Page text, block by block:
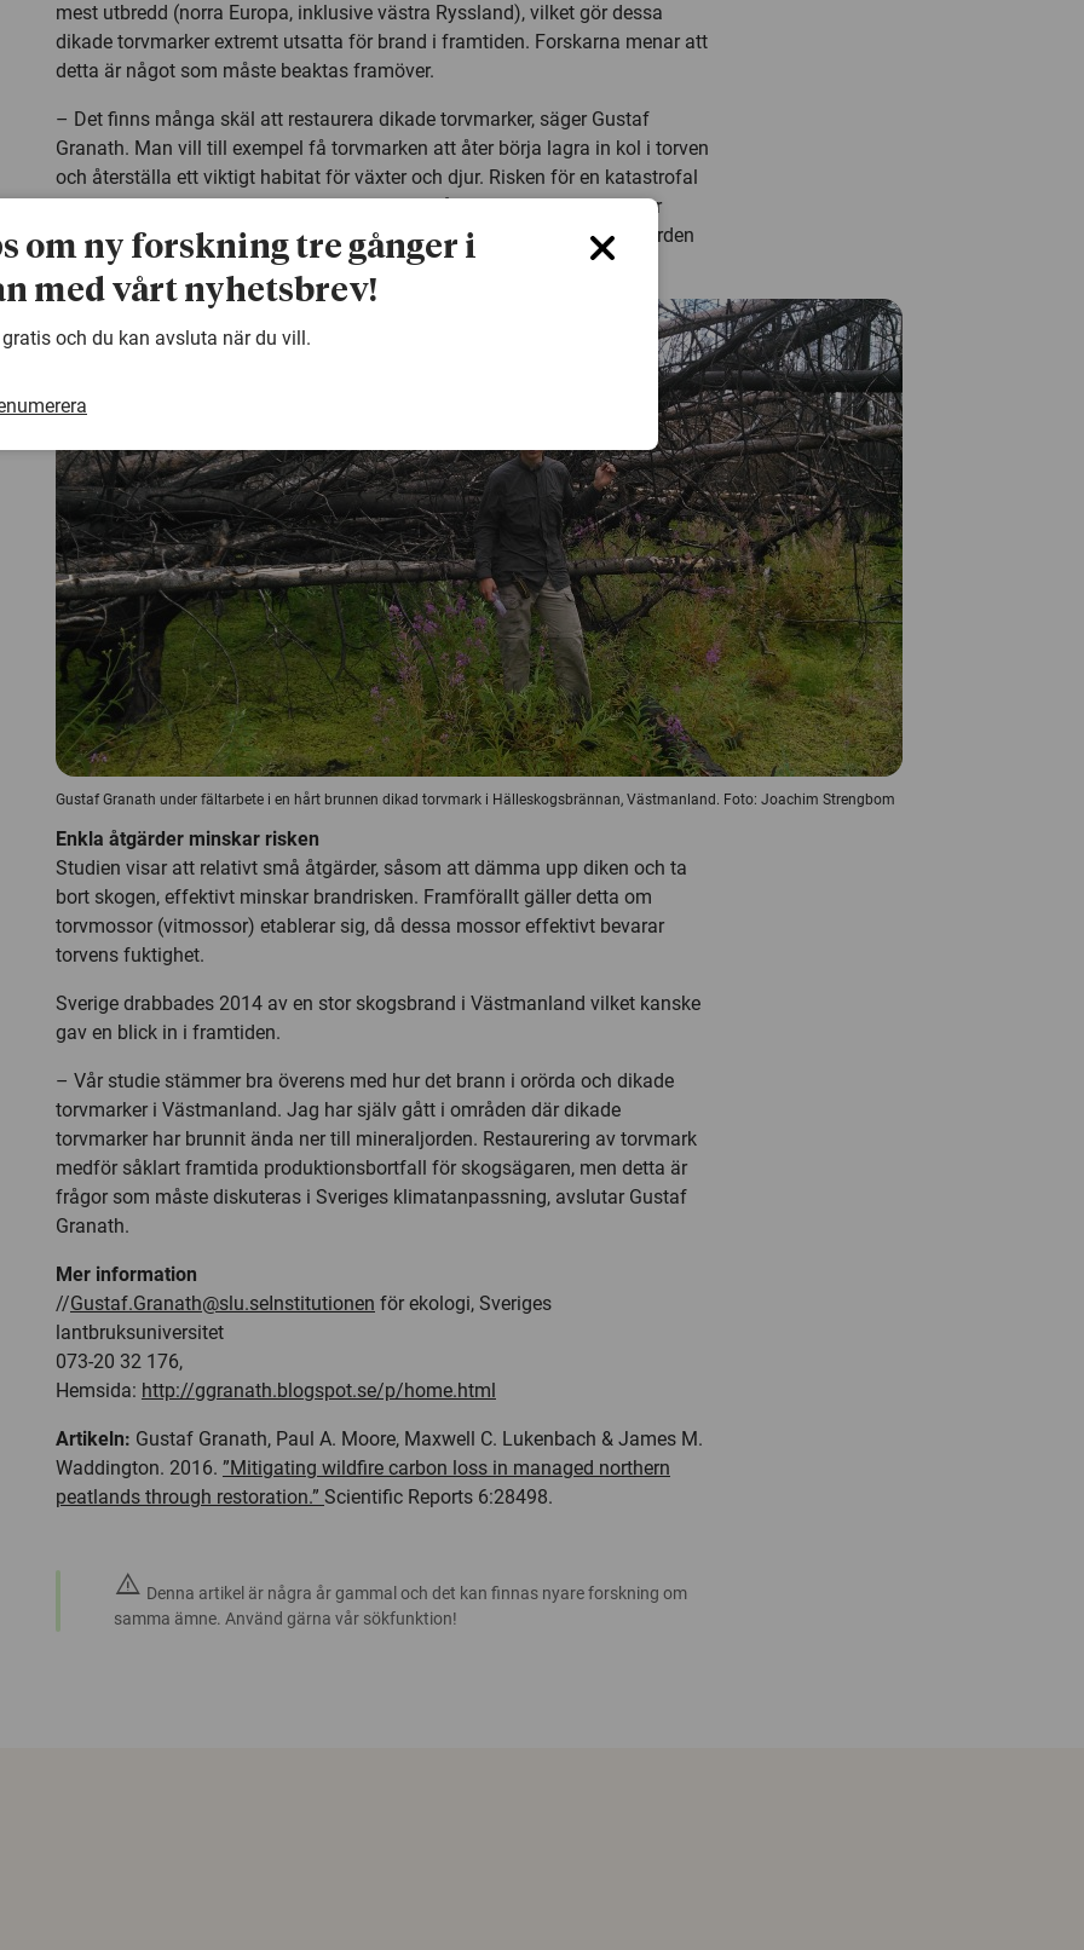
mest utbredd (norra Europa, inklusive västra Ryssland), vilket gör dessa
dikade torvmarker extremt utsatta för brand i framtiden. Forskarna menar att
detta är något som måste beaktas framöver.
– Det finns många skäl att restaurera dikade torvmarker, säger Gustaf
Granath. Man vill till exempel få torvmarken att åter börja lagra in kol i torven
och återställa ett viktigt habitat för växter och djur. Risken för en katastrofal
brand kan dock vara ett ännu viktigare skäl, då en brand medför en stor
omedelbar kolavgång och dessutom kan förstöra torvmarkens naturvärden
under lång tid.
Gustaf Granath under fältarbete i en hårt brunnen dikad torvmark i Hälleskogsbrännan, Västmanland. Foto: Joachim Strengbom
Enkla åtgärder minskar risken
Studien visar att relativt små åtgärder, såsom att dämma upp diken och ta
bort skogen, effektivt minskar brandrisken. Framförallt gäller detta om
torvmossor (vitmossor) etablerar sig, då dessa mossor effektivt bevarar
torvens fuktighet.
Sverige drabbades 2014 av en stor skogsbrand i Västmanland vilket kanske
gav en blick in i framtiden.
– Vår studie stämmer bra överens med hur det brann i orörda och dikade
torvmarker i Västmanland. Jag har själv gått i områden där dikade
torvmarker har brunnit ända ner till mineraljorden. Restaurering av torvmark
medför såklart framtida produktionsbortfall för skogsägaren, men detta är
frågor som måste diskuteras i Sveriges klimatanpassning, avslutar Gustaf
Granath.
Mer information
//Gustaf.Granath@slu.seInstitutionen för ekologi, Sveriges
lantbruksuniversitet
073-20 32 176,
Hemsida: http://ggranath.blogspot.se/p/home.html
Artikeln: Gustaf Granath, Paul A. Moore, Maxwell C. Lukenbach & James M.
Waddington. 2016. ”Mitigating wildfire carbon loss in managed northern
peatlands through restoration.” Scientific Reports 6:28498.
warning Denna artikel är några år gammal och det kan finnas nyare forskning om
samma ämne. Använd gärna vår sökfunktion!
om ny forskning tre gånger i
med vårt nyhetsbrev!
gratis och du kan avsluta när du vill.